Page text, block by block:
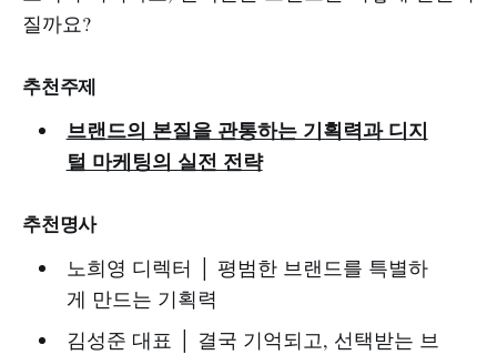
질까요?
추천주제
브랜드의 본질을 관통하는 기획력과 디지
털 마케팅의 실전 전략
추천명사
노희영 디렉터 │ 평범한 브랜드를 특별하
게 만드는 기획력
김성준 대표 │ 결국 기억되고, 선택받는 브